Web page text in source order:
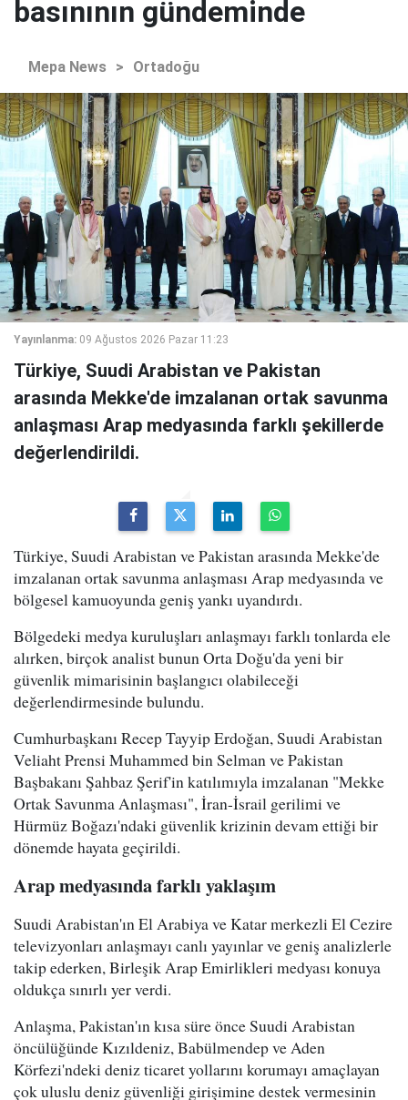
basınının gündeminde
Mepa News > Ortadoğu
Yayınlanma: 09 Ağustos 2026 Pazar 11:23
Türkiye, Suudi Arabistan ve Pakistan
arasında Mekke'de imzalanan ortak savunma
anlaşması Arap medyasında farklı şekillerde
değerlendirildi.
Türkiye, Suudi Arabistan ve Pakistan arasında Mekke'de
imzalanan ortak savunma anlaşması Arap medyasında ve
bölgesel kamuoyunda geniş yankı uyandırdı.
Bölgedeki medya kuruluşları anlaşmayı farklı tonlarda ele
alırken, birçok analist bunun Orta Doğu'da yeni bir
güvenlik mimarisinin başlangıcı olabileceği
değerlendirmesinde bulundu.
Cumhurbaşkanı Recep Tayyip Erdoğan, Suudi Arabistan
Veliaht Prensi Muhammed bin Selman ve Pakistan
Başbakanı Şahbaz Şerif'in katılımıyla imzalanan "Mekke
Ortak Savunma Anlaşması", İran-İsrail gerilimi ve
Hürmüz Boğazı'ndaki güvenlik krizinin devam ettiği bir
dönemde hayata geçirildi.
Arap medyasında farklı yaklaşım
Suudi Arabistan'ın El Arabiya ve Katar merkezli El Cezire
televizyonları anlaşmayı canlı yayınlar ve geniş analizlerle
takip ederken, Birleşik Arap Emirlikleri medyası konuya
oldukça sınırlı yer verdi.
Anlaşma, Pakistan'ın kısa süre önce Suudi Arabistan
öncülüğünde Kızıldeniz, Babülmendep ve Aden
Körfezi'ndeki deniz ticaret yollarını korumayı amaçlayan
çok uluslu deniz güvenliği girişimine destek vermesinin